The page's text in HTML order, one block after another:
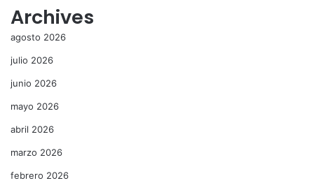
Archives
agosto 2026
julio 2026
junio 2026
mayo 2026
abril 2026
marzo 2026
febrero 2026